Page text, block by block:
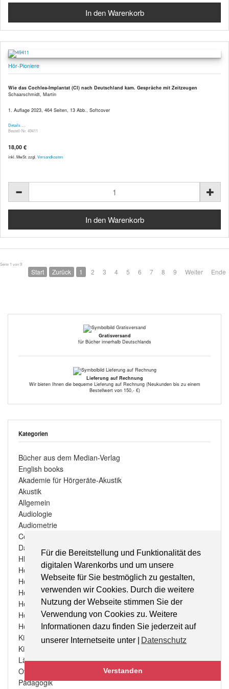
Für die Bereitstellung und Funktionalität des
digitalen Warenkorbs und um unsere
Webseite für Sie bestmöglich zu gestalten,
verwenden wir Cookies. Durch die weitere
Nutzung der Webseite stimmen Sie der
Verwendung von Cookies zu. Weitere
Informationen dazu finden Sie jederzeit auf
unserer Internetseite unter |
Datenschutz
Verstanden
Hör-Pioniere
Wie das Cochlea-Implantat (CI) nach Deutschland kam. Gespräche mit Zeitzeugen
Schaarschmidt, Martin
1. Auflage 2023, 464 Seiten, 13 Abb., Softcover
Details …
Bestell-Nr. 49411
18,00 €
inkl. MwSt. zzgl. Versandkosten
Seite 1 von 9
Start Zurück 1 2 3 4 5 6 7 8 9 Weiter Ende
Gratisversand
für Bücher innerhalb Deutschlands
Lieferung auf Rechnung
Wir bieten Ihnen die bequeme Lieferung auf Rechnung (Neukunden bis zu einem
Bestellwert von 150,- €)
Kategorien
Bücher aus dem Median-Verlag
English books
Akademie für Hörgeräte-Akustik
Akustik
Allgemein
Audiologie
Audiometrie
Cochlea Implantat
Das besondere Buch
HNO-Heilkunde
Hörakustik Aus- und Weiterbildung
Hörakustik Specials & Extras
Hörgeräte-Kunde
Hörgeräte-Versorgung
Hörgeschädigte Menschen
Hörsturz
Kinderbücher
Kinderversorgung
Lärm
Otoplastik
Pädagogik